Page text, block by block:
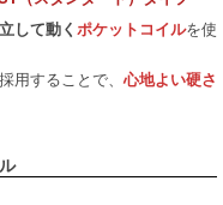
して動く ポケットコイルを使
用することで、心地よい硬さ